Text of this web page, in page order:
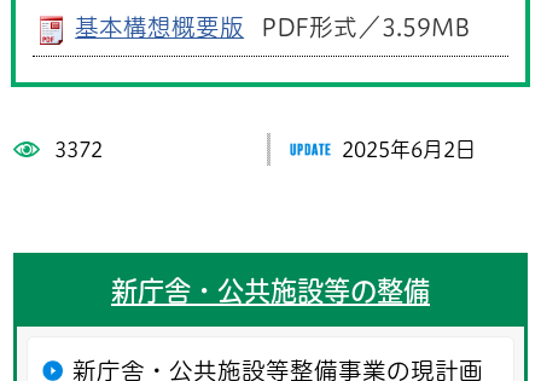
基本構想概要版 PDF形式／3.59MB
3372 2025年6月2日
新庁舎・公共施設等の整備
新庁舎・公共施設等整備事業の現計画